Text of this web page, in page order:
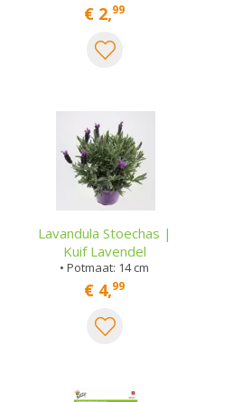
€ 2,99
Lavandula Stoechas |
Kuif Lavendel
• Potmaat: 14 cm
€ 4,99